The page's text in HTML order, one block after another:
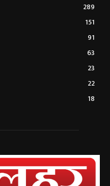
289
151
91
63
23
22
18